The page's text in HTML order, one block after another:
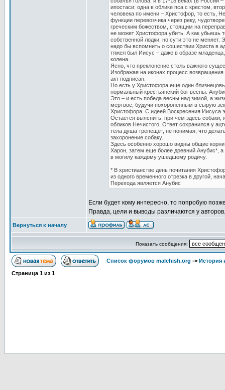
ипостаси: одна в облике пса с крестом,
человека по имени – Христофор, то есть,
функции перевозчика через реку,
греческим божеством, стоящим на
не может Христофора убить. А как убьешь
собственной лодки, но сути это не
надо бы вспомнить о сошествии Христа в
тяжел был Иисус – даже в образе
колена.
Ясно, что преклонение столь важного
Изображая на иконах процесс
акт подписан.
Но есть у Христофора еще один
нормальный крестьянский бог весны.
Это – и есть победа весны над зимой, а
мертвое, будучи похороненным в сырую
Христофора. С идеей Воскресения Иисуса
Остается выяснить, при чем здесь собаки,
обликов Нечистого. Ответ сохранился у
тела душа трепещет, не понимая, что
захоронение собаку.
Здесь особенно хорошо видны общие корни
Харон, затем еще более древний Анубис*, а
в могилу каждому ушедшему родичу.
* В христианстве день почитания
из одного временного отрезка в другой,
Перехода является Анубис
Если будет кому интересно, то попробую
Правда, цели и выводы различаются у авторов.
Вернуться к началу
Показать сообщения:
Список форумов malchish.org ->
Страница 1 из 1